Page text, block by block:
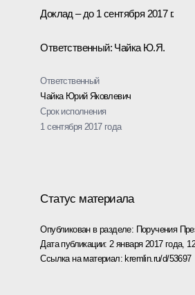
Доклад – до 1 сентября 2017 г.
Ответственный: Чайка Ю.Я.
Ответственный
Чайка Юрий Яковлевич
Срок исполнения
1 сентября 2017 года
Статус материала
Опубликован в разделе: Поручения
Дата публикации: 2 января 2017 года,
Ссылка на материал: kremlin.ru/d/53697